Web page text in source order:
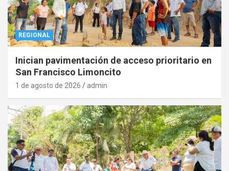
REGIONAL
Inician pavimentación de acceso prioritario en
San Francisco Limoncito
1 de agosto de 2026 admin